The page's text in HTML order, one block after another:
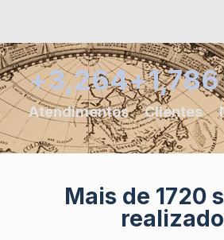
Atendimentos
+3,264
Clientes
+1,786
Mais de 1720